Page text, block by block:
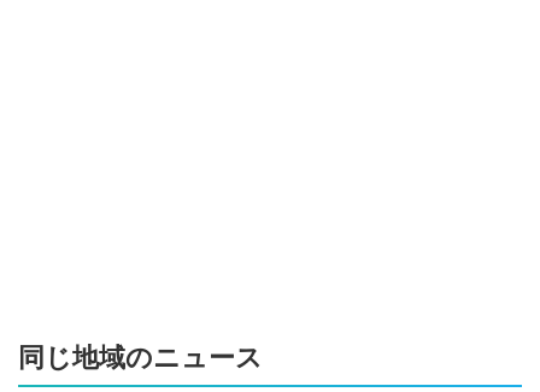
同じ地域のニュース